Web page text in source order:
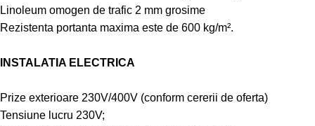
Linoleum omogen de trafic 2 mm grosime
Rezistenta portanta maxima este de 600 kg/m².
INSTALATIA ELECTRICA
Prize exterioare 230V/400V (conform cererii de oferta)
Tensiune lucru 230V;